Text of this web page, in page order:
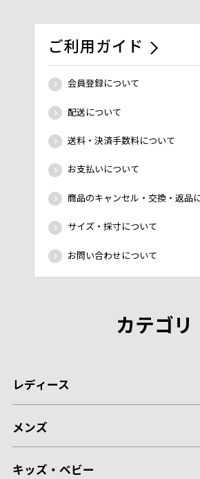
ご利用ガイド
会員登録について
配送について
送料・決済手数料について
お支払いについて
商品のキャンセル・交換・返品
サイズ・採寸について
お問い合わせについて
カテゴリ
レディース
メンズ
キッズ・ベビー